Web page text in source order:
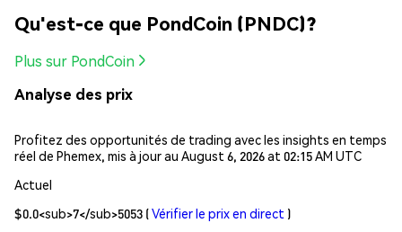
Qu'est-ce que PondCoin (PNDC)?
Plus sur PondCoin
Analyse des prix
Profitez des opportunités de trading avec les insights en temps
réel de Phemex, mis à jour au August 6, 2026 at 02:15 AM UTC
Actuel
$0.0<sub>7</sub>5053 (Vérifier le prix en direct )